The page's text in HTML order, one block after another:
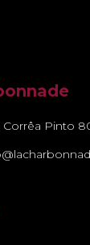
Corrêa Pinto